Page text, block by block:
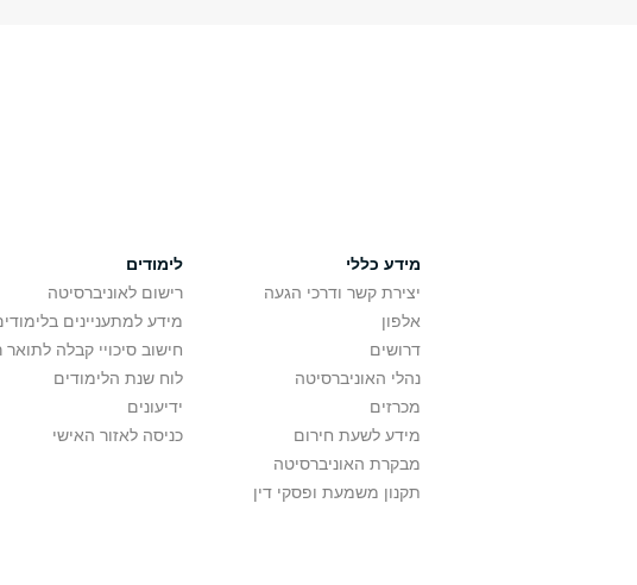
מידע כללי
יצירת קשר ודרכי הגעה
אלפון
דרושים
נהלי האוניברסיטה
מכרזים
מידע לשעת חירום
מבקרת האוניברסיטה
תקנון משמעת ופסקי דין
לימודים
רישום לאוניברסיטה
מידע למתעניינים
חישוב סיכויי קבלה לתואר
לוח שנת הלימודים
ידיעונים
כניסה לאזור האישי